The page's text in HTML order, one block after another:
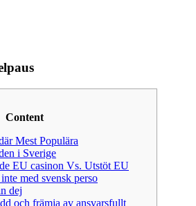
Content
Mest Populära
i Sverige
EU casinon Vs. Utstöt EU
med svensk perso
dej
och främja av ansvarsfullt